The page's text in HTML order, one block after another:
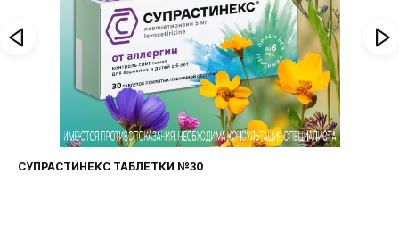
ФАРИНГОСЕПТ ТАБЛЕТКИ №20